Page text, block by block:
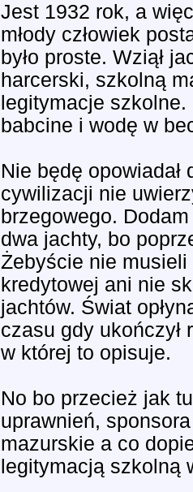
Jest 1932 rok, a
młody człowiek
było proste. Wziął
harcerski, szkolną
legitymacje
babcine i wodę w
Nie będę
cywilizacji nie
brzegowego.
dwa jachty, bo
Żebyście nie musieli
kredytowej ani nie
jachtów. Świat
czasu gdy ukończył
w której to opisuje.
No bo przecież jak
uprawnień,
mazurskie a co
legitymacją szkolną